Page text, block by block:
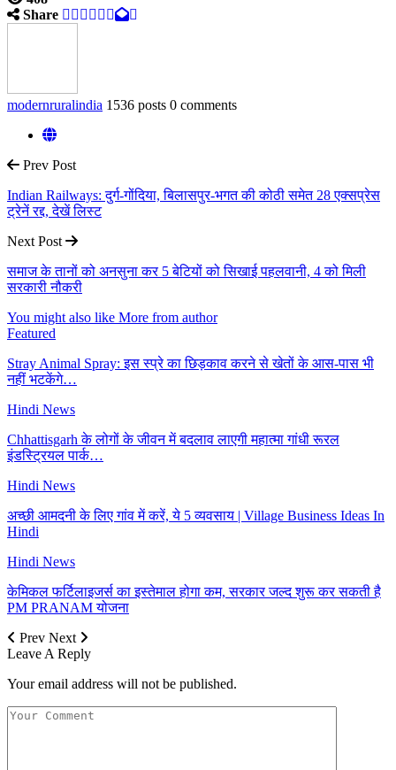
Share
modernruralindia 1536 posts 0 comments
Prev Post
Indian Railways: दुर्ग-गोंदिया, बिलासपुर-भगत की कोठी समेत 28 एक्सप्रेस
ट्रेनें रद्द, देखें लिस्ट
Next Post
समाज के तानों को अनसुना कर 5 बेटियों को सिखाई पहलवानी, 4 को मिली
सरकारी नौकरी
You might also like More from author
Featured
Stray Animal Spray: इस स्प्रे का छिड़काव करने से खेतों के आस-पास भी
नहीं भटकेंगे…
Hindi News
Chhattisgarh के लोगों के जीवन में बदलाव लाएगी महात्मा गांधी रूरल
इंडस्ट्रियल पार्क…
Hindi News
अच्छी आमदनी के लिए गांव में करें, ये 5 व्यवसाय | Village Business Ideas In
Hindi
Hindi News
केमिकल फर्टिलाइजर्स का इस्तेमाल होगा कम, सरकार जल्द शुरू कर सकती है
PM PRANAM योजना
Prev Next
Leave A Reply
Your email address will not be published.